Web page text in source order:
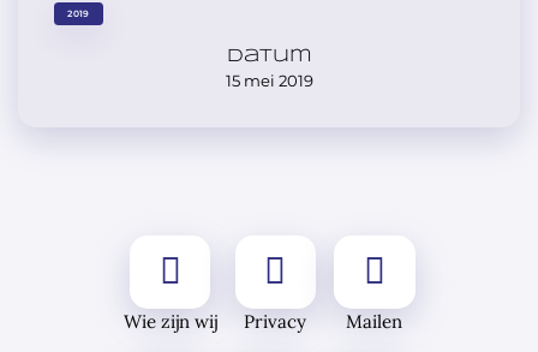
2019
Datum
15 mei 2019
Wie zijn wij Privacy Mailen